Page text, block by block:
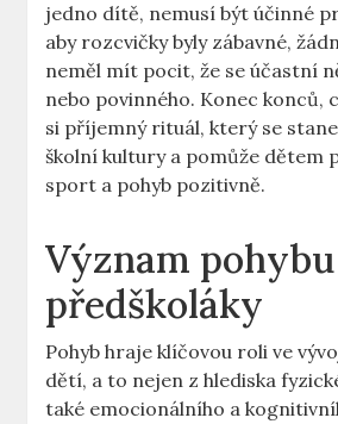
jedno dítě, nemusí být účinné
aby rozcvičky byly zábavné,
neměl mít pocit, že se účastní
nebo povinného. Konec konců,
si příjemný rituál, který se
školní kultury a pomůže dětem
sport a pohyb pozitivně.
Význam
předškoláky
Pohyb hraje klíčovou roli ve
dětí, a to nejen z hlediska
také emocionálního a